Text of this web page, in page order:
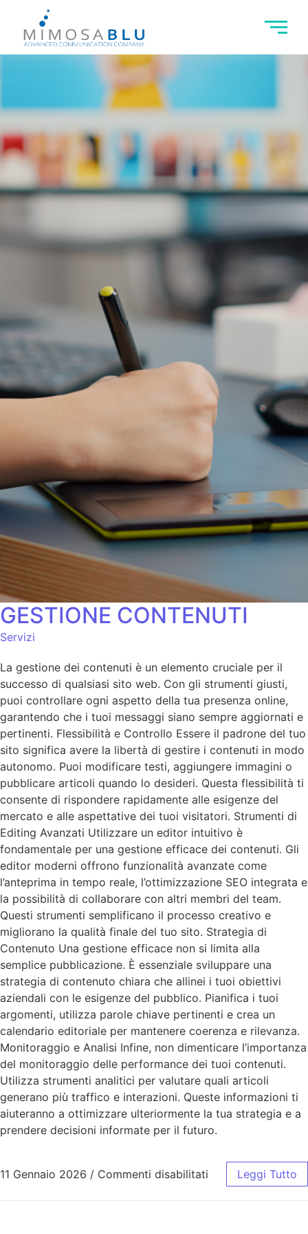
GESTIONE CONTENUTI
Servizi
La gestione dei contenuti è un elemento cruciale per il
successo di qualsiasi sito web. Con gli strumenti giusti,
puoi controllare ogni aspetto della tua presenza online,
garantendo che i tuoi messaggi siano sempre aggiornati e
pertinenti. Flessibilità e Controllo Essere il padrone del tuo
sito significa avere la libertà di gestire i contenuti in modo
autonomo. Puoi modificare testi, aggiungere immagini o
pubblicare articoli quando lo desideri. Questa flessibilità ti
consente di rispondere rapidamente alle esigenze del
mercato e alle aspettative dei tuoi visitatori. Strumenti di
Editing Avanzati Utilizzare un editor intuitivo è
fondamentale per una gestione efficace dei contenuti. Gli
editor moderni offrono funzionalità avanzate come
l’anteprima in tempo reale, l’ottimizzazione SEO integrata e
la possibilità di collaborare con altri membri del team.
Questi strumenti semplificano il processo creativo e
migliorano la qualità finale del tuo sito. Strategia di
Contenuto Una gestione efficace non si limita alla
semplice pubblicazione. È essenziale sviluppare una
strategia di contenuto chiara che allinei i tuoi obiettivi
aziendali con le esigenze del pubblico. Pianifica i tuoi
argomenti, utilizza parole chiave pertinenti e crea un
calendario editoriale per mantenere coerenza e rilevanza.
Monitoraggio e Analisi Infine, non dimenticare l’importanza
del monitoraggio delle performance dei tuoi contenuti.
Utilizza strumenti analitici per valutare quali articoli
generano più traffico e interazioni. Queste informazioni ti
aiuteranno a ottimizzare ulteriormente la tua strategia e a
prendere decisioni informate per il futuro.
11 Gennaio 2026 / Commenti disabilitati Leggi Tutto